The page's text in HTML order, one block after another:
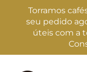
Torramos
seu pedido
úteis com a